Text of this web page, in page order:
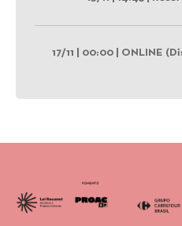
17/11 | 00:00 | ONLINE